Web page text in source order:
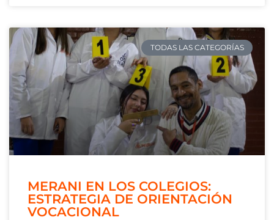
TODAS LAS CATEGORÍAS
MERANI EN LOS COLEGIOS:
ESTRATEGIA DE ORIENTACIÓN
VOCACIONAL